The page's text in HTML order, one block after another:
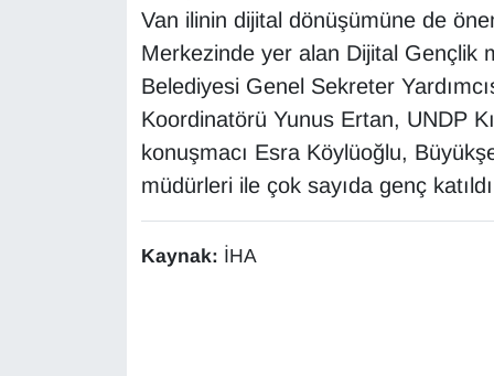
Van ilinin dijital dönüşümüne de
Merkezinde yer alan Dijital Gençlik
Belediyesi Genel Sekreter
Koordinatörü Yunus Ertan, UNDP
konuşmacı Esra Köylüoğlu,
müdürleri ile çok sayıda genç
Kaynak: İHA